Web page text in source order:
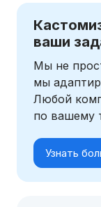
ваши
Мы не
мы
Любой
по вашему
Узнать